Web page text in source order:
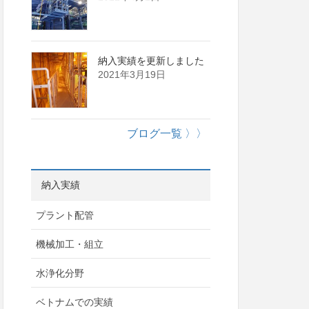
納入実績を更新しました
2021年3月19日
ブログ一覧 〉〉
納入実績
プラント配管
機械加工・組立
水浄化分野
ベトナムでの実績